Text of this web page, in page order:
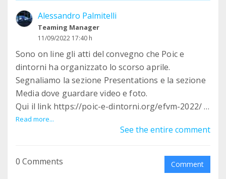
Alessandro Palmitelli
Teaming Manager
11/09/2022 17:40 h
Sono on line gli atti del convegno che Poic e
dintorni ha organizzato lo scorso aprile.
Segnaliamo la sezione Presentations e la sezione
Media dove guardare video e foto.
Qui il link https://poic-e-dintorni.org/efvm-2022/
Grazie per il supporto e la fiducia.
Associazione Poic e dintorni
Read more...
See the entire comment
0 Comments Comment